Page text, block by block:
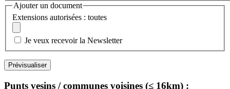
Ajouter un document
Extensions autorisées : toutes
Je veux recevoir la Newsletter
Punts vesins / communes voisines (≤ 16km) :